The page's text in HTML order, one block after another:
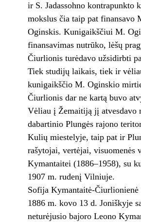
ir S. Jadassohno kontrapunkto
mokslus čia taip pat finansavo
Oginskis. Kunigaikščiui M.
finansavimas nutrūko, lėšų
Čiurlionis turėdavo užsidirbti
Tiek studijų laikais, tiek ir
kunigaikščio M. Oginskio
Čiurlionis dar ne kartą buvo
Vėliau į Žemaitiją jį atvesdavo
dabartinio Plungės rajono
Kulių miestelyje, taip pat ir
rašytojai, vertėjai, visuomenės
Kymantaitei (1886–1958), su
1907 m. rudenį Vilniuje.
Sofija Kymantaitė-Čiurlionienė
1886 m. kovo 13 d. Joniškyje
neturėjusio bajoro Leono